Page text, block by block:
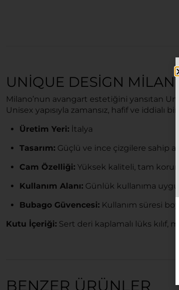
UNIQUE DESIGN
Milano’nun avangart estetiğini yansıtan
Unisex yapısıyla zamansız, hafif ve iddialı
Üretim Yeri: İtalya
Tasarım: Güçlü ve ince çizgilere sahip
Cam Özelliği: Yüksek kaliteli, tam
Kullanım Alanı: Günlük kullanıma
Bubago Güvencesi: Kullanım süresi
Kutu İçeriği: Sert deri kaplamalı lüks kılıf,
BENZER ÜRÜNLER